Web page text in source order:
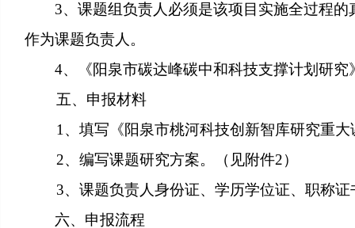
3、课题组负责人必须是该项目实施全过程的
作为课题负责人。
4、《阳泉市碳达峰碳中和科技支撑计划研究
五、申报材料
1、填写《阳泉市桃河科技创新智库研究重大
2、编写课题研究方案。（见附件2）
3、课题负责人身份证、学历学位证、职称证
六、申报流程